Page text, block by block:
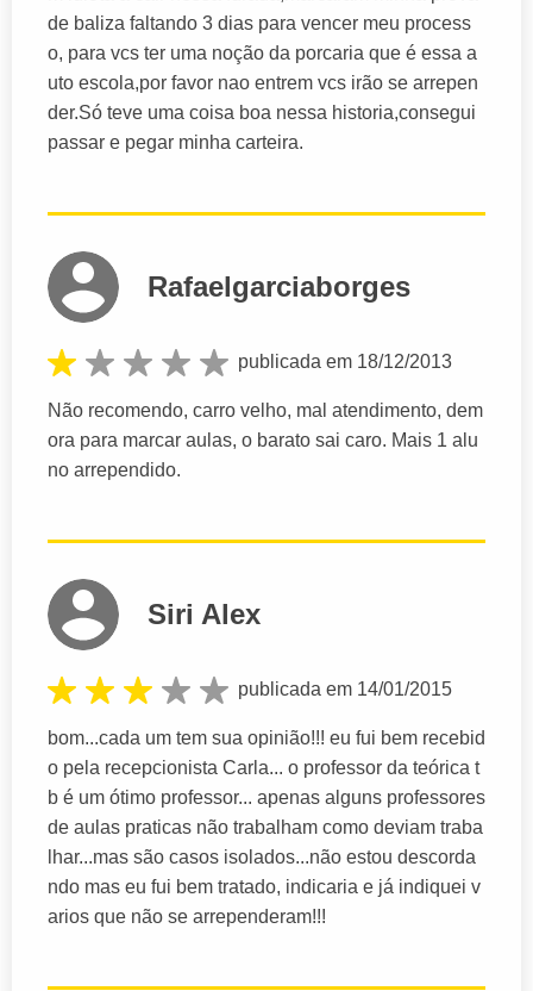
de baliza faltando 3 dias para vencer meu process
o, para vcs ter uma noção da porcaria que é essa a
uto escola,por favor nao entrem vcs irão se arrepen
der.Só teve uma coisa boa nessa historia,consegui
passar e pegar minha carteira.
Rafaelgarciaborges
publicada em 18/12/2013
Não recomendo, carro velho, mal atendimento, dem
ora para marcar aulas, o barato sai caro. Mais 1 alu
no arrependido.
Siri Alex
publicada em 14/01/2015
bom...cada um tem sua opinião!!! eu fui bem recebid
o pela recepcionista Carla... o professor da teórica t
b é um ótimo professor... apenas alguns professores
de aulas praticas não trabalham como deviam traba
lhar...mas são casos isolados...não estou descorda
ndo mas eu fui bem tratado, indicaria e já indiquei v
arios que não se arrependeram!!!